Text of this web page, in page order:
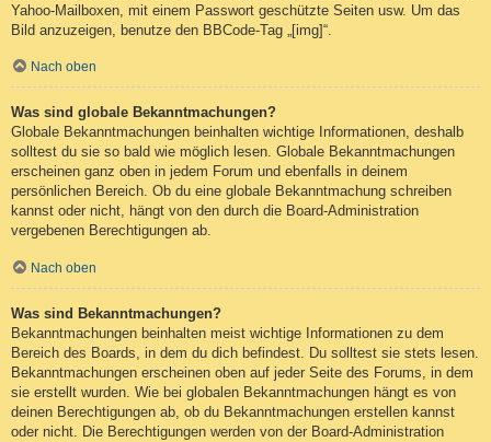
Yahoo-Mailboxen, mit einem Passwort geschützte Seiten usw. Um das
Bild anzuzeigen, benutze den BBCode-Tag „[img]“.
Nach oben
Was sind globale Bekanntmachungen?
Globale Bekanntmachungen beinhalten wichtige Informationen, deshalb
solltest du sie so bald wie möglich lesen. Globale Bekanntmachungen
erscheinen ganz oben in jedem Forum und ebenfalls in deinem
persönlichen Bereich. Ob du eine globale Bekanntmachung schreiben
kannst oder nicht, hängt von den durch die Board-Administration
vergebenen Berechtigungen ab.
Nach oben
Was sind Bekanntmachungen?
Bekanntmachungen beinhalten meist wichtige Informationen zu dem
Bereich des Boards, in dem du dich befindest. Du solltest sie stets lesen.
Bekanntmachungen erscheinen oben auf jeder Seite des Forums, in dem
sie erstellt wurden. Wie bei globalen Bekanntmachungen hängt es von
deinen Berechtigungen ab, ob du Bekanntmachungen erstellen kannst
oder nicht. Die Berechtigungen werden von der Board-Administration